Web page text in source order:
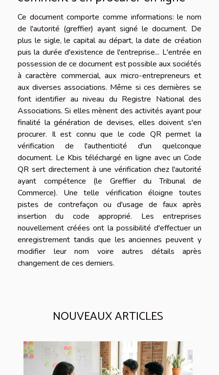
Ce document comporte comme informations: le nom
de l'autorité (greffier) ayant signé le document. De
plus le sigle, le capital au départ, la date de création
puis la durée d'existence de l'entreprise... L'entrée en
possession de ce document est possible aux sociétés
à caractère commercial, aux micro-entrepreneurs et
aux diverses associations. Même si ces dernières se
font identifier au niveau du Registre National des
Associations. Si elles mènent des activités ayant pour
finalité la génération de devises, elles doivent s'en
procurer. Il est connu que le code QR permet la
vérification de l'authenticité d'un quelconque
document. Le Kbis téléchargé en ligne avec un Code
QR sert directement à une vérification chez l'autorité
ayant compétence (le Greffier du Tribunal de
Commerce). Une telle vérification éloigne toutes
pistes de contrefaçon ou d'usage de faux après
insertion du code approprié. Les entreprises
nouvellement créées ont la possibilité d'effectuer un
enregistrement tandis que les anciennes peuvent y
modifier leur nom voire autres détails après
changement de ces derniers.
NOUVEAUX ARTICLES